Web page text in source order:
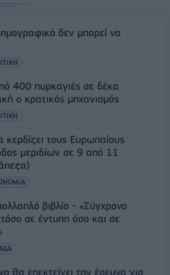
δεν μπορεί να
400 πυρκαγιές σε δέκα
ο κρατικός μηχανισμός
τους Ευρωπαίους
μεριδίων σε 9 από 11
βιβλίο - «Σύγχρονο
τόσο σε έντυπη όσο και σε
θα επεκτείνει την έρευνα για